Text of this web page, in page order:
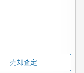
売却査定